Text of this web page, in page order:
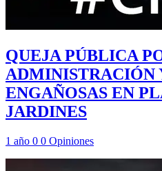
QUEJA PÚBLICA
ADMINISTRACIÓN
ENGAÑOSAS EN
JARDINES
1 año 0 0 Opiniones